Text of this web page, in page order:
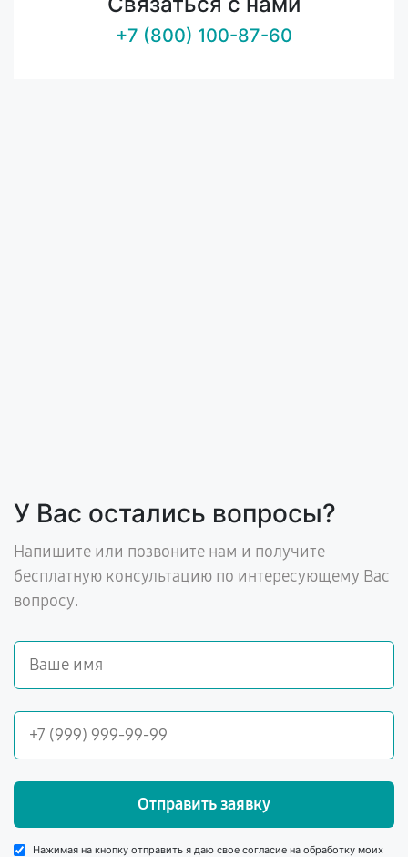
+7 (800) 100-87-60
У Вас остались вопросы?
Напишите или позвоните нам и получите
бесплатную консультацию по интересующему Вас
вопросу.
Отправить заявку
Нажимая на кнопку отправить я даю свое согласие на обработку моих